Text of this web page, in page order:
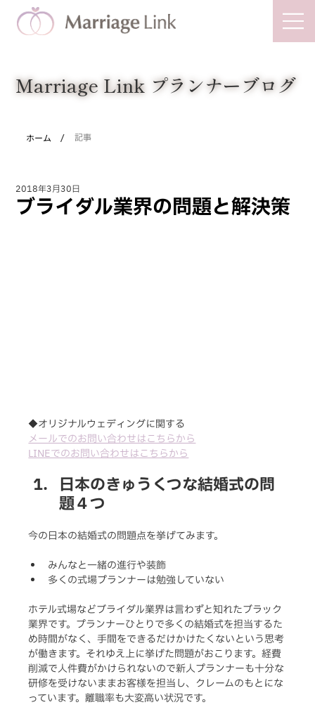
Marriage Link
Marriage Link プランナーブログ
ホーム / 記事
ブライダル業界の問題と解決策
2018年3月30日
◆オリジナルウェディングに関する
メールでのお問い合わせはこちらから
LINEでのお問い合わせはこちらから
日本のきゅうくつな結婚式の問
題４つ
今の日本の結婚式の問題点を挙げてみます。
みんなと一緒の進行や装飾
多くの式場プランナーは勉強していない
ホテル式場などブライダル業界は言わずと知れたブラック
業界です。プランナーひとりで多くの結婚式を担当するた
め時間がなく、手間をできるだけかけたくないという思考
が働きます。それゆえ上に挙げた問題がおこります。経費
削減で人件費がかけられないので新人プランナーも十分な
研修を受けないままお客様を担当し、クレームのもとにな
っています。離職率も大変高い状況です。